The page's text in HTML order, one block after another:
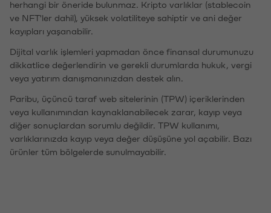
herhangi bir öneride bulunmaz. Kripto varlıklar (stablecoin
ve NFT'ler dahil), yüksek volatiliteye sahiptir ve ani değer
kayıpları yaşanabilir.
Dijital varlık işlemleri yapmadan önce finansal durumunuzu
dikkatlice değerlendirin ve gerekli durumlarda hukuk, vergi
veya yatırım danışmanınızdan destek alın.
Paribu, üçüncü taraf web sitelerinin (TPW) içeriklerinden
veya kullanımından kaynaklanabilecek zarar, kayıp veya
diğer sonuçlardan sorumlu değildir. TPW kullanımı,
varlıklarınızda kayıp veya değer düşüşüne yol açabilir. Bazı
ürünler tüm bölgelerde sunulmayabilir.